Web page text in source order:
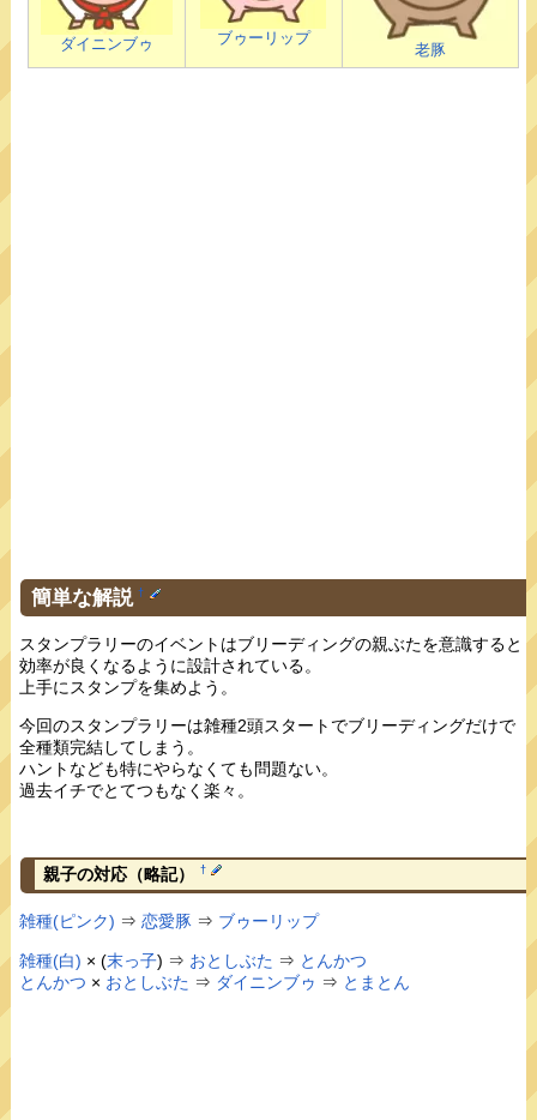
ダイニンブゥ ブゥーリップ
老豚
簡単な解説 †
スタンプラリーのイベントはブリーディングの親ぶたを意識すると
効率が良くなるように設計されている。
上手にスタンプを集めよう。
今回のスタンプラリーは雑種2頭スタートでブリーディングだけで
全種類完結してしまう。
ハントなども特にやらなくても問題ない。
過去イチでとてつもなく楽々。
親子の対応（略記） †
雑種(ピンク) ⇒恋愛豚 ⇒ ブゥーリップ
雑種(白) × (末っ子) ⇒ おとしぶた ⇒ とんかつ
とんかつ × おとしぶた ⇒ ダイニンブゥ ⇒ とまとん